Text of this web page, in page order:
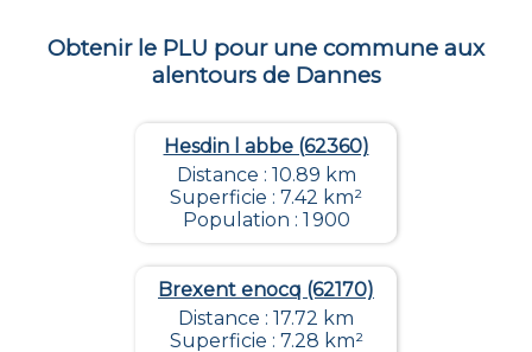
Obtenir le PLU pour une commune aux
alentours de Dannes
Hesdin l abbe (62360)
Distance : 10.89 km
Superficie : 7.42 km²
Population : 1 900
Brexent enocq (62170)
Distance : 17.72 km
Superficie : 7.28 km²